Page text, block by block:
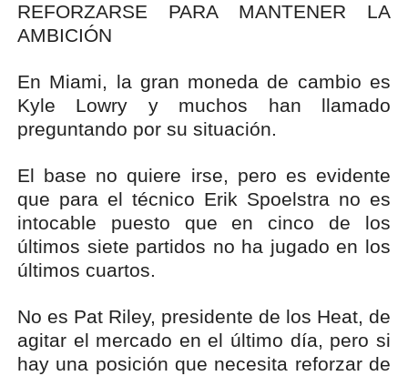
REFORZARSE PARA MANTENER LA
AMBICIÓN
En Miami, la gran moneda de cambio es
Kyle Lowry y muchos han llamado
preguntando por su situación.
El base no quiere irse, pero es evidente
que para el técnico Erik Spoelstra no es
intocable puesto que en cinco de los
últimos siete partidos no ha jugado en los
últimos cuartos.
No es Pat Riley, presidente de los Heat, de
agitar el mercado en el último día, pero si
hay una posición que necesita reforzar de